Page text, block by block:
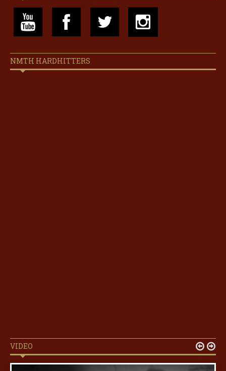
NMTH HARDHITTERS
VIDEO  